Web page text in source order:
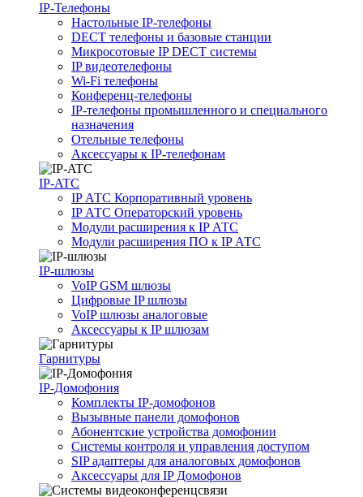
IP-Телефоны
Настольные IP-телефоны
DECT телефоны и базовые станции
Микросотовые IP DECT системы
IP видеотелефоны
Wi-Fi телефоны
Конференц-телефоны
IP-телефоны промышленного и специального
назначения
Отельные телефоны
Аксессуары к IP-телефонам
IP-ATC
IP АТС Корпоративный уровень
IP АТС Операторский уровень
Модули расширения к IP АТС
Модули расширения ПО к IP АТС
IP-шлюзы
VoIP GSM шлюзы
Цифровые IP шлюзы
VoIP шлюзы аналоговые
Аксессуары к IP шлюзам
Гарнитуры
IP-Домофония
Комплекты IP-домофонов
Вызывные панели домофонов
Абонентские устройства домофонии
Системы контроля и управления доступом
SIP адаптеры для аналоговых домофонов
Аксессуары для IP Домофонов